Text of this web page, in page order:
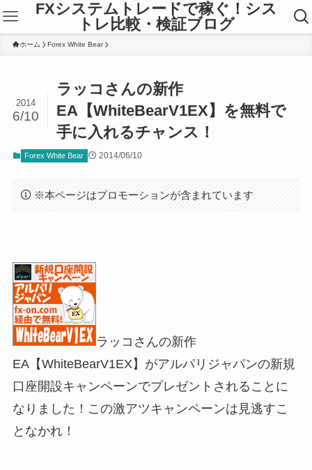
FXシステムトレードで稼ぐ！シス
トレ比較・検証ブログ
ホーム Forex White Bear
ラッコさんの新作
EA【WhiteBearV1EX】を無料で
手に入れるチャンス！
2014
6/10
Forex White Bear 2014/06/10
※本ページはプロモーションが含まれています
ラッコさんの新作
EA【WhiteBearV1EX】がアルパリジャパンの新規
口座開設キャンペーンでプレゼントされることに
なりました！この激アツキャンペーンは見逃すこ
となかれ！